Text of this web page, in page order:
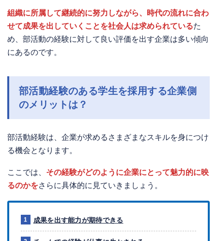
組織に所属して継続的に努力しながら、時代の流れに合わ
せて成果を出していくことを社会人は求められているた
め、部活動の経験に対して良い評価を出す企業は多い傾向
にあるのです。
部活動経験のある学生を採用する企業側
のメリットは？
部活動経験は、企業が求めるさまざまなスキルを身につけ
る機会となります。
ここでは、 その経験がどのように企業にとって魅力的に映
るのかをさらに具体的に見ていきましょう。
成果を出す能力が期待できる